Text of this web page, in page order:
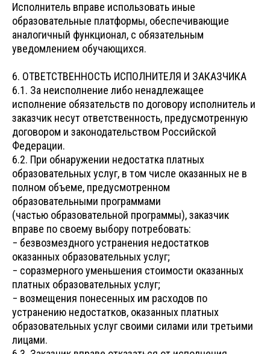
Исполнитель вправе использовать иные
образовательные платформы, обеспечивающие
аналогичный функционал, с обязательным
уведомлением обучающихся.
6. ОТВЕТСТВЕННОСТЬ ИСПОЛНИТЕЛЯ И ЗАКАЗЧИКА
6.1. За неисполнение либо ненадлежащее
исполнение обязательств по договору исполнитель и
заказчик несут ответственность, предусмотренную
договором и законодательством Российской
Федерации.
6.2. При обнаружении недостатка платных
образовательных услуг, в том числе оказанных не в
полном объеме, предусмотренном
образовательными программами
(частью образовательной программы), заказчик
вправе по своему выбору потребовать:
− безвозмездного устранения недостатков
оказанных образовательных услуг;
− соразмерного уменьшения стоимости оказанных
платных образовательных услуг;
− возмещения понесенных им расходов по
устранению недостатков, оказанных платных
образовательных услуг своими силами или третьими
лицами.